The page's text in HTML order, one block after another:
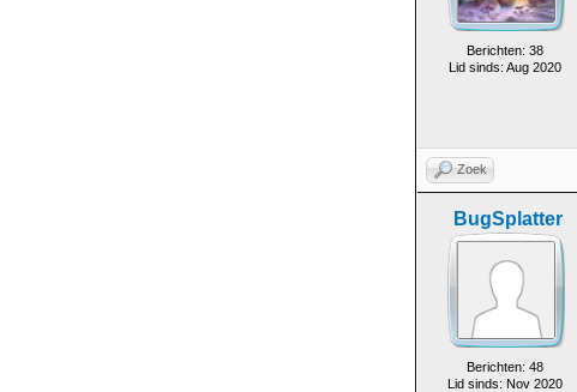
Berichten: 38
Lid sinds: Aug 2020
Zoek
BugSplatter
Berichten: 48
Lid sinds: Nov 2020